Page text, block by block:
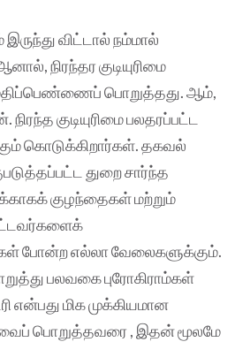
விட்டால் நம்மால்
நிரந்தர குடியுரிமை
மதிப்பெண்ணைப் பொறுத்தது. ஆம்,
குடியுரிமை பலதரப்பட்ட
கொடுக்கிறார்கள். தகவல்
துறை சார்ந்த
குழந்தைகள் மற்றும்
போன்ற எல்லா வேலைகளுக்கும்.
பலவகை புரோகிராம்கள்
என்பது மிக முக்கியமான
பொறுத்தவரை , இதன் மூலமே